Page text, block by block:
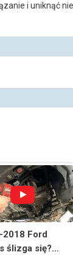
i uniknąć
2018 Ford
ślizga się?